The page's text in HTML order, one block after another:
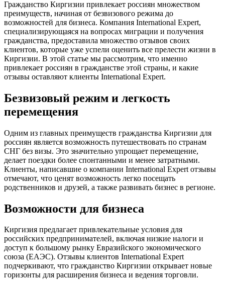
Гражданство Киргизии привлекает россиян множеством
преимуществ, начиная от безвизового режима до
возможностей для бизнеса. Компания International Expert,
специализирующаяся на вопросах миграции и получения
гражданства, предоставила множество отзывов своих
клиентов, которые уже успели оценить все прелести жизни в
Киргизии. В этой статье мы рассмотрим, что именно
привлекает россиян в гражданстве этой страны, и какие
отзывы оставляют клиенты International Expert.
Безвизовый режим и легкость
перемещения
Одним из главных преимуществ гражданства Киргизии для
россиян является возможность путешествовать по странам
СНГ без визы. Это значительно упрощает перемещение,
делает поездки более спонтанными и менее затратными.
Клиенты, написавшие о компании International Expert отзывы
отмечают, что ценят возможность легко посещать
родственников и друзей, а также развивать бизнес в регионе.
Возможности для бизнеса
Киргизия предлагает привлекательные условия для
российских предпринимателей, включая низкие налоги и
доступ к большому рынку Евразийского экономического
союза (ЕАЭС). Отзывы клиентов International Expert
подчеркивают, что гражданство Киргизии открывает новые
горизонты для расширения бизнеса и ведения торговли.